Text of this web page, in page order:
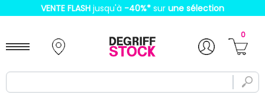
VENTE FLASH jusqu'à -40%* sur une sélection
0